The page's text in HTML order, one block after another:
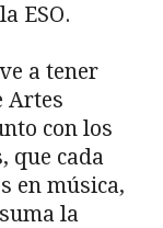
ESO.
a tener
Artes
con los
que cada
en música,
la